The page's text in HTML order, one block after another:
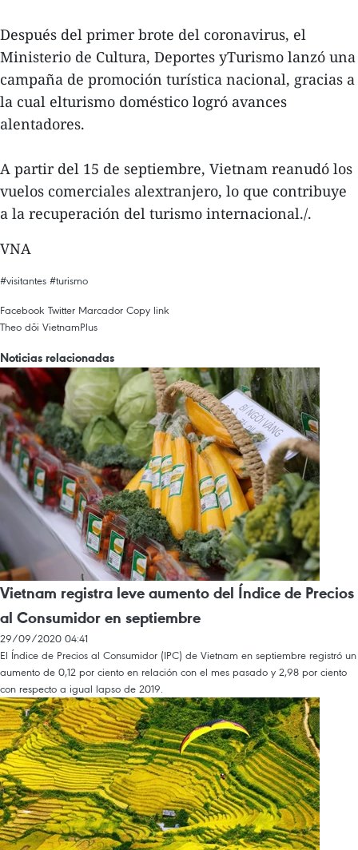
Después del primer brote del coronavirus, el
Ministerio de Cultura, Deportes yTurismo lanzó una
campaña de promoción turística nacional, gracias a
la cual elturismo doméstico logró avances
alentadores.
A partir del 15 de septiembre, Vietnam reanudó los
vuelos comerciales alextranjero, lo que contribuye
a la recuperación del turismo internacional./.
VNA
#visitantes #turismo
Facebook Twitter Marcador Copy link
Theo dõi VietnamPlus
Noticias relacionadas
Vietnam registra leve aumento del Índice de Precios
al Consumidor en septiembre
29/09/2020 04:41
El Índice de Precios al Consumidor (IPC) de Vietnam en septiembre registró un
aumento de 0,12 por ciento en relación con el mes pasado y 2,98 por ciento
con respecto a igual lapso de 2019.